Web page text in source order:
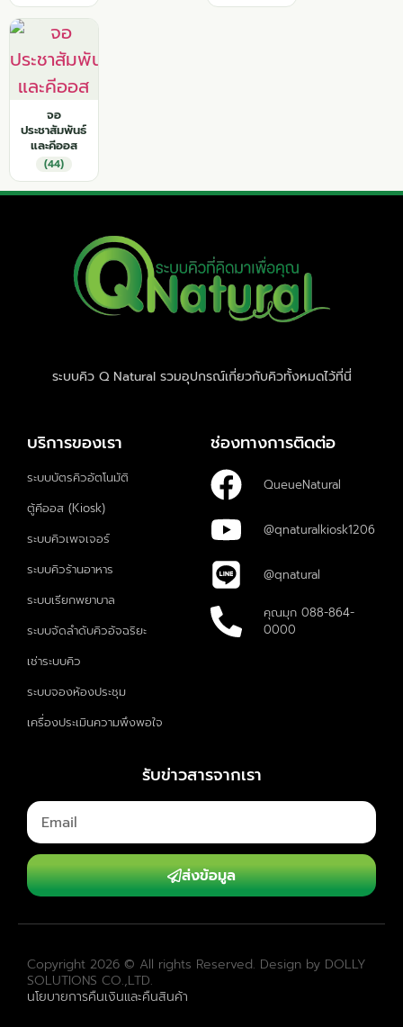
จอ
ประชาสัมพันธ์
และคีออส
(44)
ระบบคิว Q Natural รวมอุปกรณ์เกี่ยวกับคิวทั้งหมดไว้ที่นี่
บริการของเรา
ระบบบัตรคิวอัตโนมัติ
ตู้คีออส (Kiosk)
ระบบคิวเพจเจอร์
ระบบคิวร้านอาหาร
ระบบเรียกพยาบาล
ระบบจัดลำดับคิวอัจฉริยะ
เช่าระบบคิว
ระบบจองห้องประชุม
เครื่องประเมินความพึงพอใจ
ช่องทางการติดต่อ
QueueNatural
@qnaturalkiosk1206
@qnatural
คุณมุก 088-864-
0000
รับข่าวสารจากเรา
ส่งข้อมูล
Copyright 2026 © All rights Reserved. Design by DOLLY
SOLUTIONS CO.,LTD.
นโยบายการคืนเงินและคืนสินค้า